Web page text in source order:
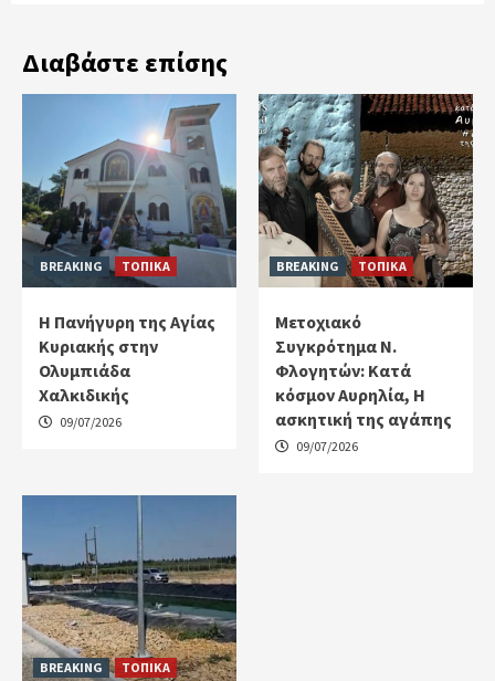
Διαβάστε επίσης
BREAKING ΤΟΠΙΚΑ
Η Πανήγυρη της Αγίας
Κυριακής στην
Ολυμπιάδα
Χαλκιδικής
09/07/2026
BREAKING ΤΟΠΙΚΑ
Μετοχιακό
Συγκρότημα Ν.
Φλογητών: Κατά
κόσμον Αυρηλία, Η
ασκητική της αγάπης
09/07/2026
BREAKING ΤΟΠΙΚΑ